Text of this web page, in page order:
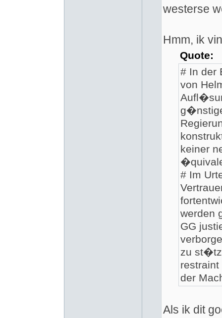
westerse
Hmm, ik
Quote:
# In der
von
keiner
# Im
werden
GG
zu
der
Als ik dit